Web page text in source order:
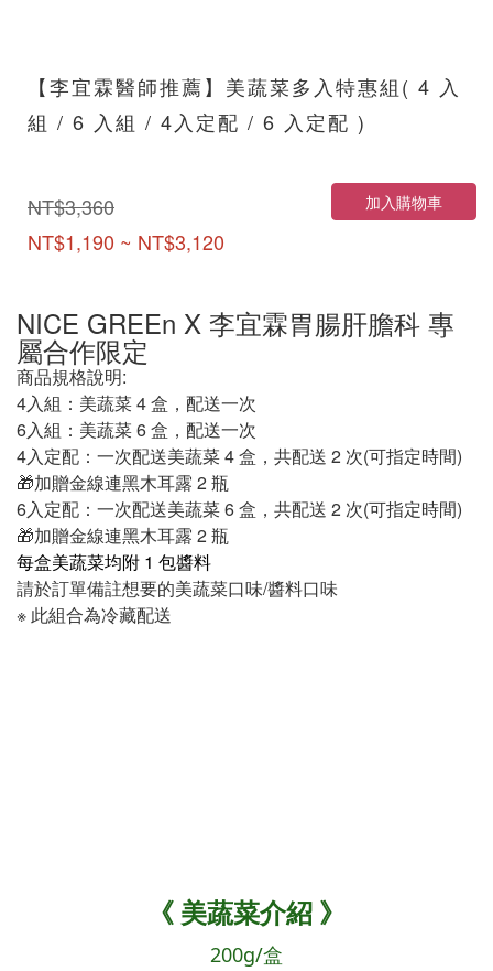
【李宜霖醫師推薦】美蔬菜多入特惠組( 4 入
組 / 6 入組 / 4入定配 / 6 入定配 )
NT$3,360
NT$1,190 ~ NT$3,120
加入購物車
NICE GREEn X 李宜霖胃腸肝膽科 專
屬合作限定
商品規格說明:
4入組：美蔬菜 4 盒，配送一次
6入組：美蔬菜 6 盒，配送一次
4入定配：一次配送美蔬菜 4 盒，共配送 2 次(可指定時間)
🎁加贈金線連黑木耳露 2 瓶
6入定配：一次配送美蔬菜 6 盒，共配送 2 次(可指定時間)
🎁加贈金線連黑木耳露 2 瓶
每盒美蔬菜均附 1 包醬料
請於訂單備註想要的美蔬菜口味/醬料口味
※ 此組合為冷藏配送
《 美蔬菜介紹 》
200g/盒